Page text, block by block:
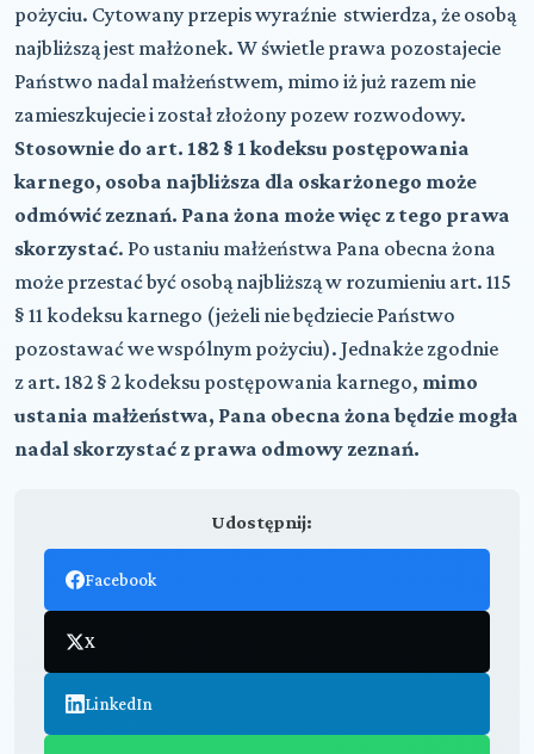
pożyciu. Cytowany przepis wyraźnie stwierdza, że osobą
najbliższą jest małżonek. W świetle prawa pozostajecie
Państwo nadal małżeństwem, mimo iż już razem nie
zamieszkujecie i został złożony pozew rozwodowy.
Stosownie do art. 182 § 1 kodeksu postępowania
karnego, osoba najbliższa dla oskarżonego może
odmówić zeznań. Pana żona może więc z tego prawa
skorzystać. Po ustaniu małżeństwa Pana obecna żona
może przestać być osobą najbliższą w rozumieniu art. 115
§ 11 kodeksu karnego (jeżeli nie będziecie Państwo
pozostawać we wspólnym pożyciu). Jednakże zgodnie
z art. 182 § 2 kodeksu postępowania karnego, mimo
ustania małżeństwa, Pana obecna żona będzie mogła
nadal skorzystać z prawa odmowy zeznań.
Udostępnij:
Facebook
X
LinkedIn